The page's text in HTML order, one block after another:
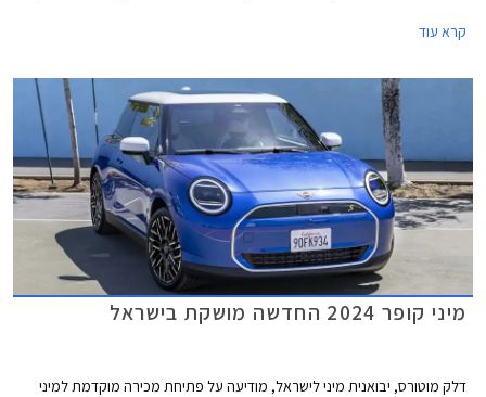
קרא עוד
מיני קופר 2024 החדשה מושקת בישראל
דלק מוטורס, יבואנית מיני לישראל, מודיעה על פתיחת מכירה מוקדמת למיני